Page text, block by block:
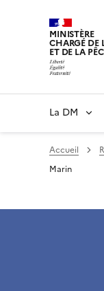
MINISTÈRE
CHARGÉ DE
ET DE LA
La DM
Accueil
Marin